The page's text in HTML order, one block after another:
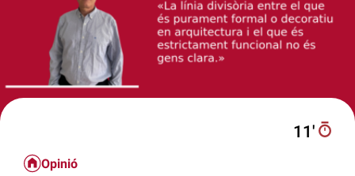
11′
Opinió